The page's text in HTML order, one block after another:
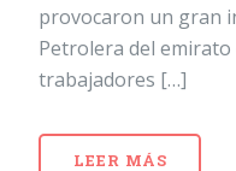
provocaron un gran
Petrolera del emirato
trabajadores […]
LEER MÁS